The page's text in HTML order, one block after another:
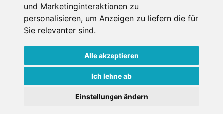
und Marketinginteraktionen zu
personalisieren, um Anzeigen zu liefern die für
Sie relevanter sind.
Alle akzeptieren
Ich lehne ab
Einstellungen ändern
+43 664 3635174
Datenschutzbedingungen
Nutzungsbedingungen Impressum Kontakt